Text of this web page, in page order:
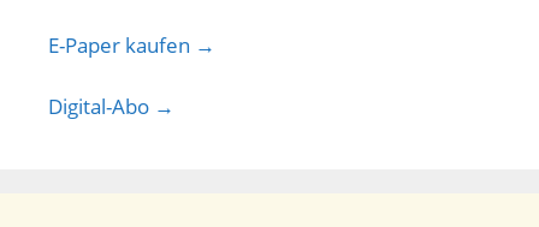
E-Paper kaufen →
Digital-Abo →